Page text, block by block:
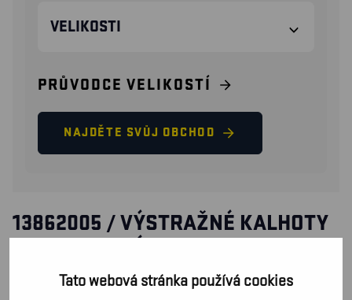
Tato webová stránka používá cookies
VELIKOSTI
PRŮVODCE VELIKOSTÍ
NAJDĚTE SVŮJ OBCHOD
13862005 / VÝSTRAŽNÉ KALHOTY
Výstražné kalhoty s laclem urcené tem z vás, jejichž